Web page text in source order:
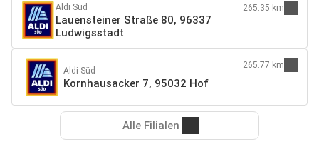
Aldi Süd
Lauensteiner Straße 80, 96337
Ludwigsstadt
265.35 km
Aldi Süd
Kornhausacker 7, 95032 Hof
265.77 km
Alle Filialen